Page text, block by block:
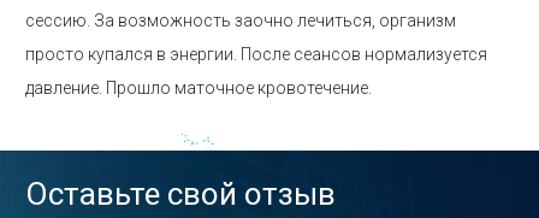
сессию. За возможность заочно лечиться, организм
просто купался в энергии. После сеансов нормализуется
давление. Прошло маточное кровотечение.
Оставьте свой отзыв